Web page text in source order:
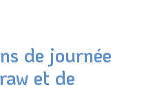
de journée
et de